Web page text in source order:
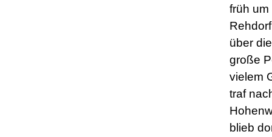
früh
über
große
vielem
traf
blieb